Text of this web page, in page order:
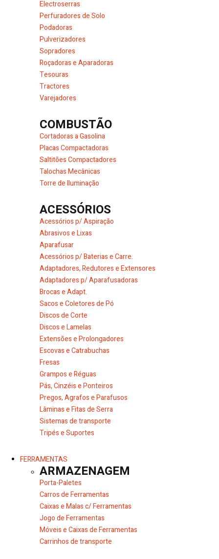
Electroserras
Perfuradores de Solo
Podadoras
Pulverizadores
Sopradores
Roçadoras e Aparadoras
Tesouras
Tractores
Varejadores
COMBUSTÃO
Cortadoras a Gasolina
Placas Compactadoras
Saltitões Compactadores
Talochas Mecânicas
Torre de Iluminação
ACESSÓRIOS
Acessórios p/ Aspiração
Abrasivos e Lixas
Aparafusar
Acessórios p/ Baterias e Carre.
Adaptadores, Redutores e Extensores
Adaptadores p/ Aparafusadoras
Brocas e Adapt.
Sacos e Coletores de Pó
Discos de Corte
Discos e Lamelas
Extensões e Prolongadores
Escovas e Catrabuchas
Fresas
Grampos e Réguas
Pás, Cinzéis e Ponteiros
Pregos, Agrafos e Parafusos
Lâminas e Fitas de Serra
Sistemas de transporte
Tripés e Suportes
FERRAMENTAS
ARMAZENAGEM
Porta-Paletes
Carros de Ferramentas
Caixas e Malas c/ Ferramentas
Jogo de Ferramentas
Móveis e Caixas de Ferramentas
Carrinhos de transporte